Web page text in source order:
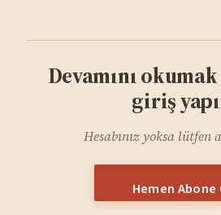
Devamını
giriş
Hesabınız yoksa lütfen
Hemen Abone